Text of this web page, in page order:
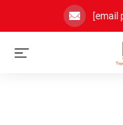
[email